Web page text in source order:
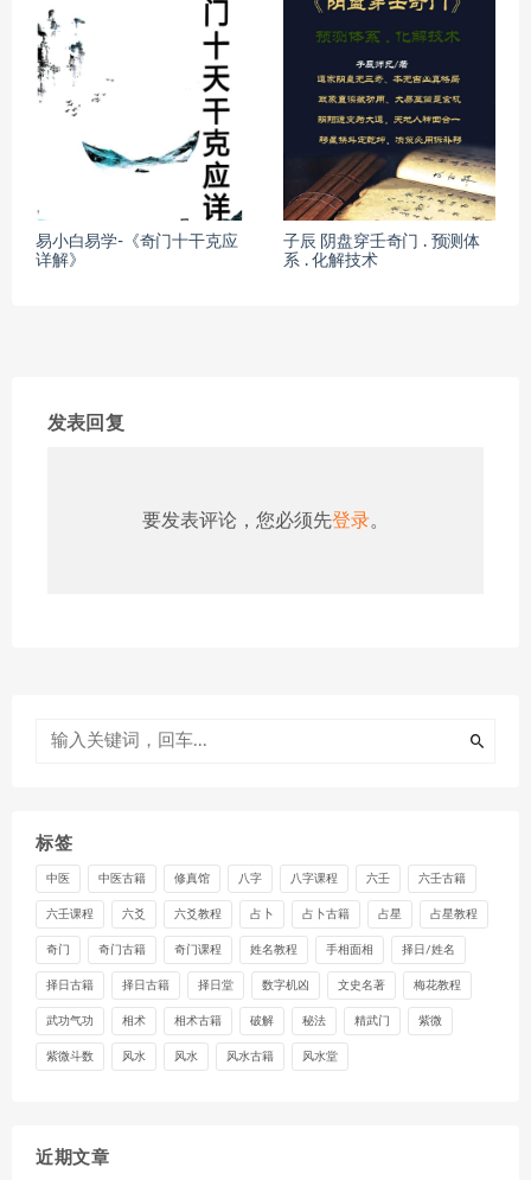
易小白易学-《奇门十干克应
详解》
子辰 阴盘穿壬奇门 . 预测体
系 . 化解技术
发表回复
要发表评论，您必须先登录。
标签
中医 中医古籍 修真馆 八字 八字课程 六壬 六壬古籍
六壬课程 六爻 六爻教程 占卜 占卜古籍 占星 占星教程
奇门 奇门古籍 奇门课程 姓名教程 手相面相 择日/姓名
择日古籍 择日古籍 择日堂 数字机凶 文史名著 梅花教程
武功气功 相术 相术古籍 破解 秘法 精武门 紫微
紫微斗数 风水 风水 风水古籍 风水堂
近期文章